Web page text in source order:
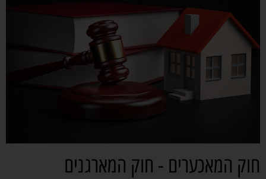
חוק המאכערים - חוק המארגנים